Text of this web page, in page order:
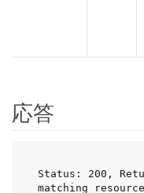
応答
Status: 200,
matching